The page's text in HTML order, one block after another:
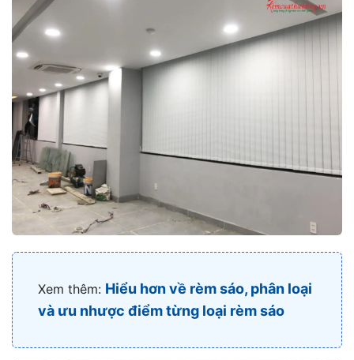
Xem thêm: Hiểu hơn về rèm sáo, phân loại
và ưu nhược điểm từng loại rèm sáo